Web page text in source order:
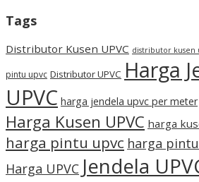
Tags
Distributor Kusen UPVC distributor kusen
pintu upvc Distributor UPVC Harga
UPVC harga jendela upvc per meter
Harga Kusen UPVC harga
harga pintu upvc harga
Harga UPVC Jendela